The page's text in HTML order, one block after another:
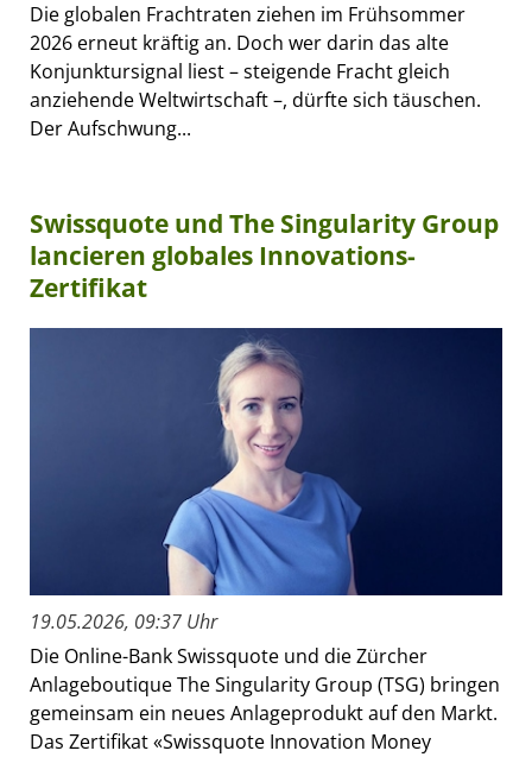
Die globalen Frachtraten ziehen im Frühsommer
2026 erneut kräftig an. Doch wer darin das alte
Konjunktursignal liest – steigende Fracht gleich
anziehende Weltwirtschaft –, dürfte sich täuschen.
Der Aufschwung...
Swissquote und The Singularity Group
lancieren globales Innovations-
Zertifikat
19.05.2026, 09:37 Uhr
Die Online-Bank Swissquote und die Zürcher
Anlageboutique The Singularity Group (TSG) bringen
gemeinsam ein neues Anlageprodukt auf den Markt.
Das Zertifikat «Swissquote Innovation Money